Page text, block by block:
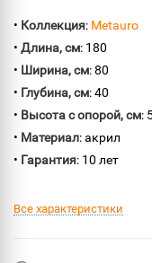
• Коллекция: Metauro
• Длина, см: 180
• Ширина, см: 80
• Глубина, см: 40
• Высота с опорой, см:
• Материал: акрил
• Гарантия: 10 лет
Все характеристики